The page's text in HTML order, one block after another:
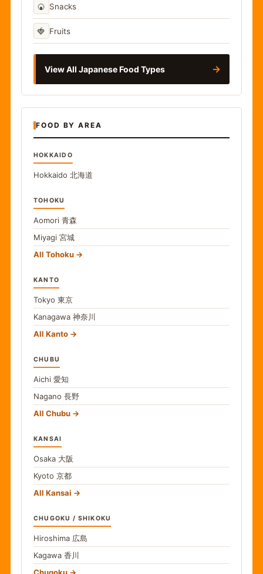
🍘 Snacks
🍓 Fruits
View All Japanese Food Types →
FOOD BY AREA
HOKKAIDO
Hokkaido 北海道
TOHOKU
Aomori 青森
Miyagi 宮城
All Tohoku
KANTO
Tokyo 東京
Kanagawa 神奈川
All Kanto
CHUBU
Aichi 愛知
Nagano 長野
All Chubu
KANSAI
Osaka 大阪
Kyoto 京都
All Kansai
CHUGOKU / SHIKOKU
Hiroshima 広島
Kagawa 香川